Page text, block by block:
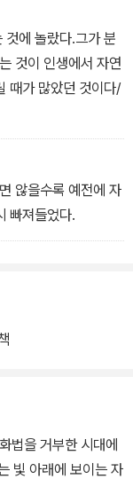
체 시민을 웃기고
우러나왔다/218쪽
것에 놀랐다.그가 분
것이 인생에서 자연
때가 많았던 것이다/
않을수록 예전에 자
빠져들었다.
법을 거부한 시대에
빛 아래에 보이는 자